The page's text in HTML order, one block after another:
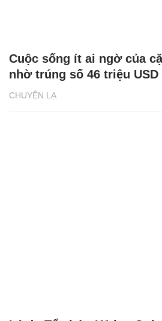
CHUYỆN LẠ
Cuộc sống ít ai ngờ của
nhờ trúng số 46 triệu USD